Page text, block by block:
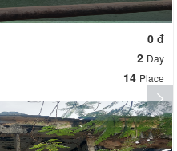
0 đ
2 Day
14 Place